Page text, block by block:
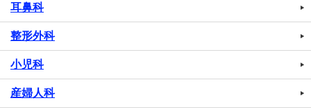
耳鼻科
整形外科
小児科
産婦人科